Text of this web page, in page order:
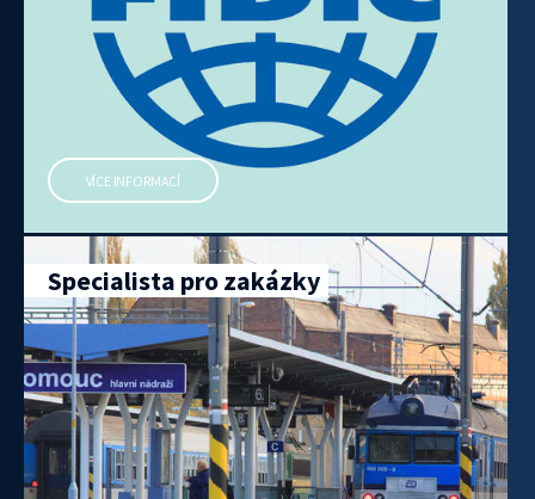
VÍCE INFORMACÍ
Specialista pro zakázky